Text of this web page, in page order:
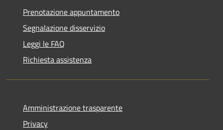
Prenotazione appuntamento
Segnalazione disservizio
Leggi le FAQ
Richiesta assistenza
Amministrazione trasparente
Privacy